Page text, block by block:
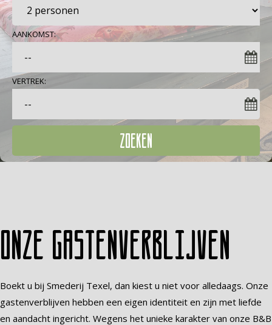
AANKOMST:
VERTREK:
ZOEKEN
Onze gastenverblijven
Boekt u bij Smederij Texel, dan kiest u niet voor alledaags. Onze
gastenverblijven hebben een eigen identiteit en zijn met liefde
en aandacht ingericht. Wegens het unieke karakter van onze B&B